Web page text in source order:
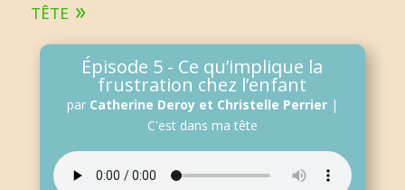
tête »
Épisode 5 - Ce qu’implique la
frustration chez l’enfant
par Catherine Deroy et Christelle Perrier|
C'est dans ma tête